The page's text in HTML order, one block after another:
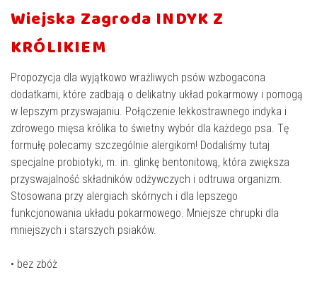
Wiejska Zagroda INDYK Z
KRÓLIKIEM
Propozycja dla wyjątkowo wrażliwych psów wzbogacona
dodatkami, które zadbają o delikatny układ pokarmowy i pomogą
w lepszym przyswajaniu. Połączenie lekkostrawnego indyka i
zdrowego mięsa królika to świetny wybór dla każdego psa. Tę
formułę polecamy szczególnie alergikom! Dodaliśmy tutaj
specjalne probiotyki, m. in. glinkę bentonitową, która zwiększa
przyswajalność składników odżywczych i odtruwa organizm.
Stosowana przy alergiach skórnych i dla lepszego
funkcjonowania układu pokarmowego. Mniejsze chrupki dla
mniejszych i starszych psiaków.
• bez zbóż